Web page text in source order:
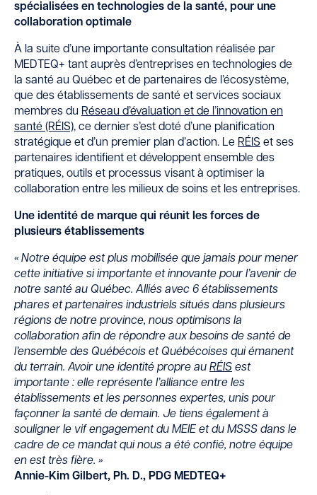
spécialisées en technologies de la santé, pour une
collaboration optimale
À la suite d’une importante consultation réalisée par
MEDTEQ+ tant auprès d’entreprises en technologies de
la santé au Québec et de partenaires de l’écosystème,
que des établissements de santé et services sociaux
membres du Réseau d’évaluation et de l’innovation en
santé (RÉIS), ce dernier s’est doté d’une planification
stratégique et d’un premier plan d’action. Le RÉIS et ses
partenaires identifient et développent ensemble des
pratiques, outils et processus visant à optimiser la
collaboration entre les milieux de soins et les entreprises.
Une identité de marque qui réunit les forces de
plusieurs établissements
« Notre équipe est plus mobilisée que jamais pour mener
cette initiative siimportante et innovante pour l’avenir de
notre santé au Québec. Alliés avec 6 établissements
phares et partenaires industriels situés dans plusieurs
régions de notre province, nous optimisons la
collaboration afin de répondre aux besoins de santé de
l’ensemble des Québécois et Québécoises qui émanent
du terrain. Avoir une identité propre au RÉIS est
importante : elle représente l’alliance entre les
établissements et les personnes expertes, unis pour
façonner la santé de demain. Je tiens également à
souligner le vif engagement du MEIE et du MSSS dans le
cadre de ce mandat qui nous a été confié, notre équipe
en est très fière. »
Annie-Kim Gilbert, Ph. D., PDG MEDTEQ+